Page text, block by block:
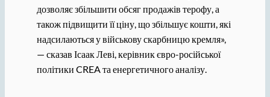
дозволяє збільшити обсяг продажів терофу, а
також підвищити її ціну, що збільшує кошти, які
надсилаються у військову скарбницю кремля»,
— сказав Ісаак Леві, керівник євро-російської
політики CREA та енергетичного аналізу.